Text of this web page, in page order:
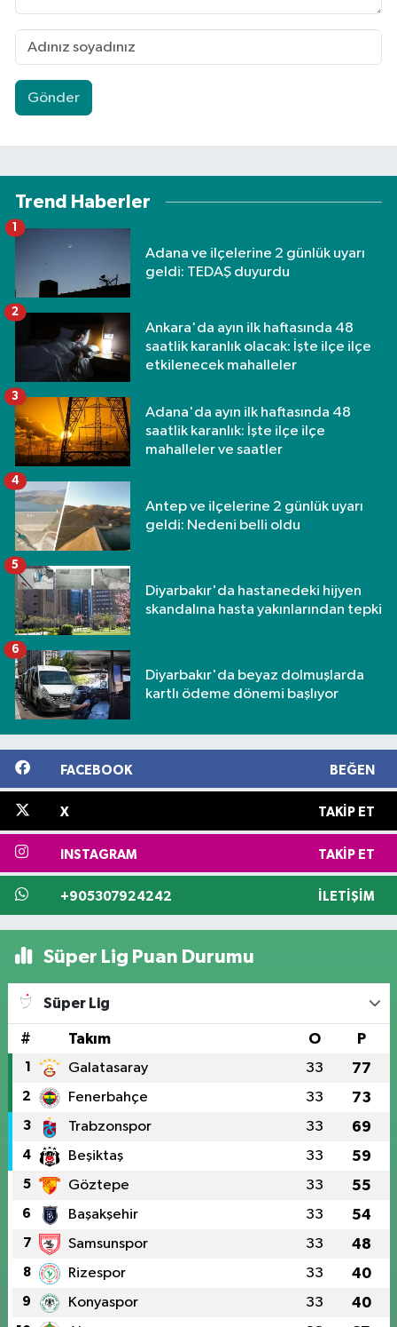
Gönder
Trend Haberler
Adana ve ilçelerine 2 günlük uyarı
geldi: TEDAŞ duyurdu
1
Ankara'da ayın ilk haftasında 48
saatlik karanlık olacak: İşte ilçe ilçe
etkilenecek mahalleler
2
Adana'da ayın ilk haftasında 48
saatlik karanlık: İşte ilçe ilçe
mahalleler ve saatler
3
Antep ve ilçelerine 2 günlük uyarı
geldi: Nedeni belli oldu
4
Diyarbakır'da hastanedeki hijyen
skandalına hasta yakınlarından tepki
5
Diyarbakır'da beyaz dolmuşlarda
kartlı ödeme dönemi başlıyor
6
FACEBOOK BEĞEN
X TAKIP ET
INSTAGRAM TAKIP ET
+905307924242 İLETIŞIM
Süper Lig Puan Durumu
Süper Lig
# Takım O P
1 Galatasaray 33 77
2 Fenerbahçe 33 73
3 Trabzonspor 33 69
4 Beşiktaş 33 59
5 Göztepe 33 55
6 Başakşehir 33 54
7 Samsunspor 33 48
8 Rizespor 33 40
9 Konyaspor 33 40